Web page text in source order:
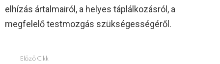
elhízás ártalmairól, a helyes táplálkozásról, a
megfelelő testmozgás szükségességéről.
Előző Cikk